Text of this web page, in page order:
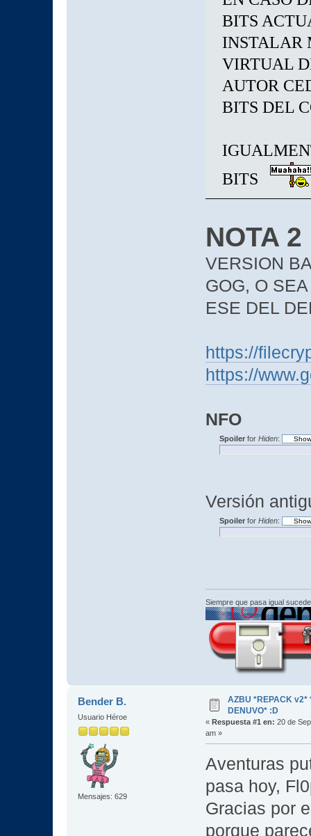
BITS
INSTALAR
VIRTUAL
AUTOR
BITS DEL
BITS
NOTA 2
VERSION
GOG, O
ESE DEL
https://
https://
NFO
Spoilerfor Hiden:
Versión
Spoilerfor Hiden:
Siempre que pasa igual
Bender B.
Usuario Héroe
Mensajes: 629
AZBU *REPACK v2*
DENUVO* :D
« Respuesta #1 en: 20 de
am »
Aventuras
pasa hoy,
Gracias por
porque